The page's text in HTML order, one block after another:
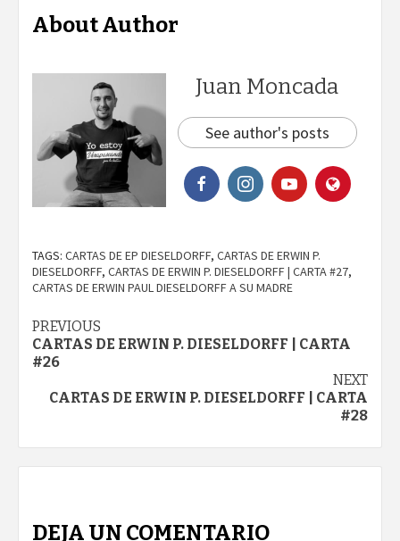
About Author
Juan Moncada
See author's posts
TAGS: CARTAS DE EP DIESELDORFF, CARTAS DE ERWIN P.
DIESELDORFF, CARTAS DE ERWIN P. DIESELDORFF | CARTA #27,
CARTAS DE ERWIN PAUL DIESELDORFF A SU MADRE
PREVIOUS
CARTAS DE ERWIN P. DIESELDORFF | CARTA
#26
NEXT
CARTAS DE ERWIN P. DIESELDORFF | CARTA
#28
DEJA UN COMENTARIO